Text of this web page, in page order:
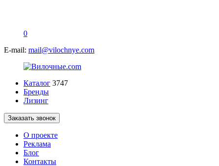
0
E-mail: mail@vilochnye.com
Каталог 3747
Бренды
Лизинг
Заказать звонок
О проекте
Реклама
Блог
Контакты